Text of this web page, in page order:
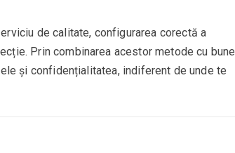
de calitate, configurarea corectă a
Prin combinarea acestor metode cu bune
și confidențialitatea, indiferent de unde te